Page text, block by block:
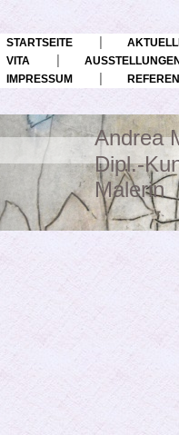
STARTSEITE
VITA
AUSSTELLUNGEN
IMPRESSUM
Andrea
Dipl.-
Malerin